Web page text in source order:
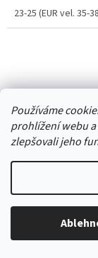
Používáme
prohlížení webu
zlepšovali jeho
23-25 (EUR vel. 35-